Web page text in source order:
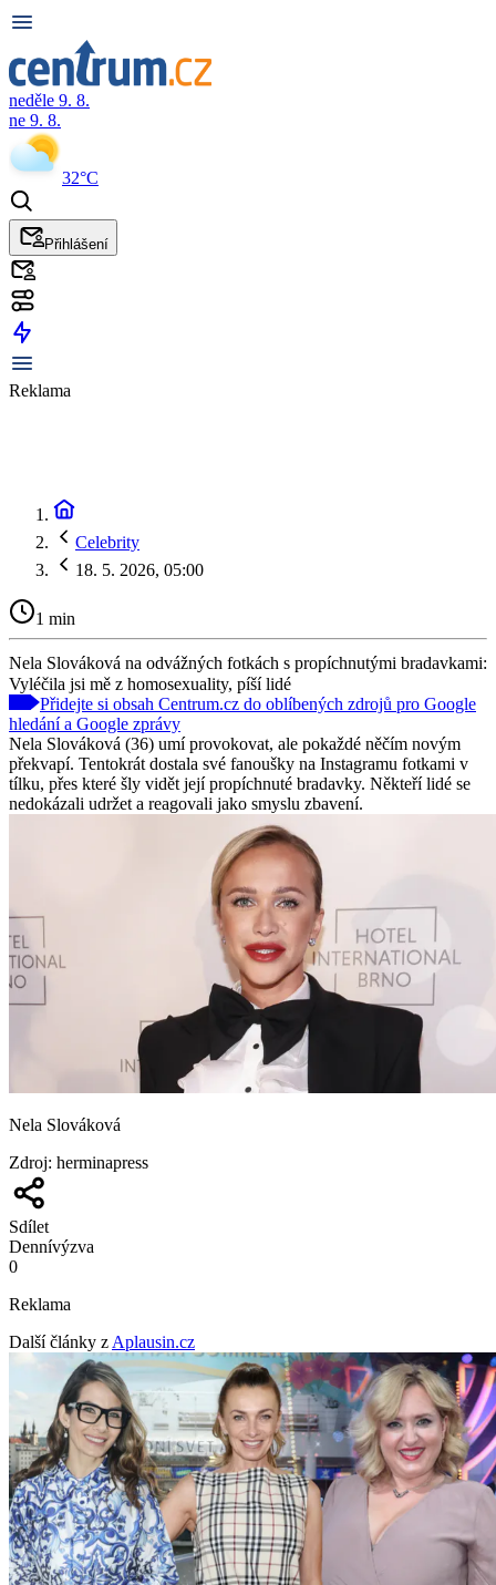
neděle 9. 8.
ne 9. 8.
32°C
Přihlášení
Reklama
Celebrity
18. 5. 2026, 05:00
1 min
Nela Slováková na odvážných fotkách s propíchnutými bradavkami:
Vyléčila jsi mě z homosexuality, píší lidé
Přidejte si obsah Centrum.cz do oblíbených zdrojů pro Google
hledání a Google zprávy
Nela Slováková (36) umí provokovat, ale pokaždé něčím novým
překvapí. Tentokrát dostala své fanoušky na Instagramu fotkami v
tílku, přes které šly vidět její propíchnuté bradavky. Někteří lidé se
nedokázali udržet a reagovali jako smyslu zbavení.
Nela Slováková
Zdroj: herminapress
Sdílet
Dennívýzva
0
Reklama
Další články z Aplausin.cz